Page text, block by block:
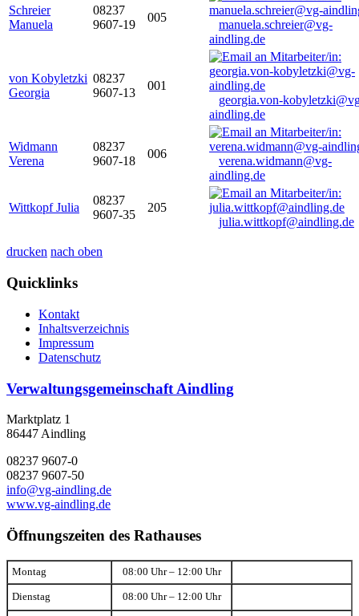
Schreier
Manuela
08237
9607-19
005
manuela.schreier@vg-
aindling.de
von Kobyletzki
Georgia
08237
9607-13
001
georgia.von-
aindling.de
Widmann
Verena
08237
9607-18
006
verena.widmann@vg-
aindling.de
Wittkopf Julia
08237
9607-35
205
julia.wittkopf@aindling.de
drucken nach oben
Quicklinks
Kontakt
Inhaltsverzeichnis
Impressum
Datenschutz
Verwaltungsgemeinschaft Aindling
Marktplatz 1
86447 Aindling
08237 9607-0
08237 9607-50
info@vg-aindling.de
www.vg-aindling.de
Öffnungszeiten des Rathauses
Montag 08:00 Uhr – 12:00 Uhr
Dienstag 08:00 Uhr – 12:00 Uhr